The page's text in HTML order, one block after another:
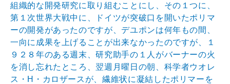
組織的な開発研究に取り組むことにし、その１つに、
第１次世界大戦中に、ドイツが突破口を開いたポリマ
ーの開発があったのですが、デユポンは何年もの間、
一向に成果を上げることが出来なかったのですが、１
９２８年のある週末、研究助手の１人がバーナーの火
を消し忘れたところ、翌週月曜日の朝、科学者ウオレ
ス・H・カロザースが、繊維状に凝結したポリマーを